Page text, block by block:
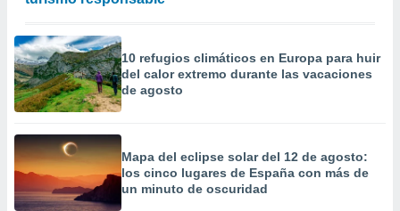
10 refugios climáticos en Europa para huir
del calor extremo durante las vacaciones
de agosto
Mapa del eclipse solar del 12 de agosto:
los cinco lugares de España con más de
un minuto de oscuridad